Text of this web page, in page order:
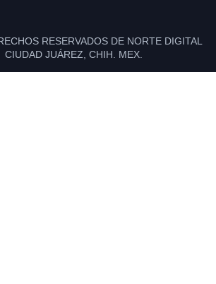
RESERVADOS DE NORTE DIGITAL
JUÁREZ, CHIH. MEX.